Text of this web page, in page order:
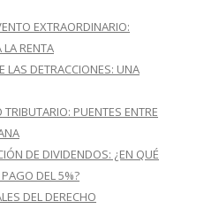
EXTRAORDINARIO:
LA RENTA
LAS DETRACCIONES: UNA
PUENTES ENTRE
DE DIVIDENDOS: ¿EN QUÉ
DEL 5%?
DEL DERECHO